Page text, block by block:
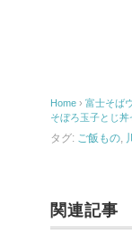
Home › 富士そば
そぼろ玉子とじ丼
タグ: ご飯もの
関連記事